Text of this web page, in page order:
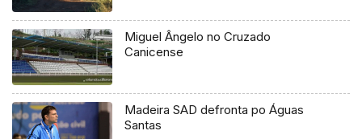
Miguel Ângelo no Cruzado
Canicense
Madeira SAD defronta po Águas
Santas